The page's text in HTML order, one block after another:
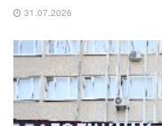
31.07.2026